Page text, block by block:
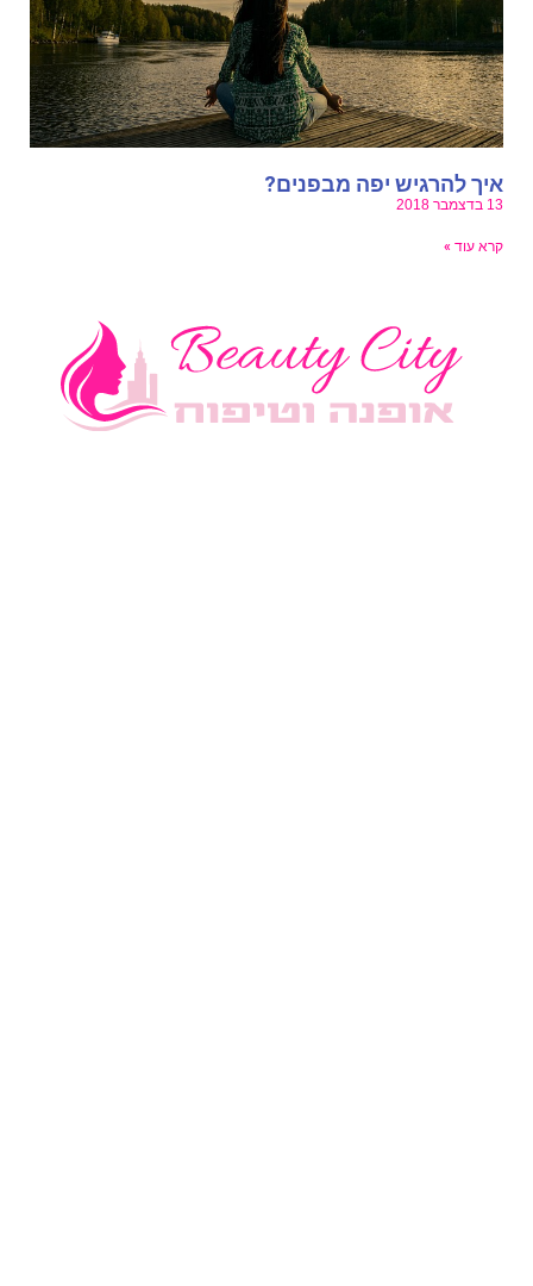
להרגיש יפה מבפנים?
עוד »